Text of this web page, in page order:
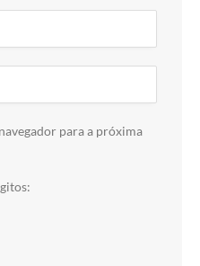
para a próxima